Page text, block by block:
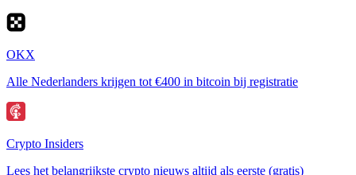
OKX
Alle Nederlanders krijgen tot €400 in bitcoin bij registratie
Crypto Insiders
Lees het belangrijkste crypto nieuws altijd als eerste (gratis)